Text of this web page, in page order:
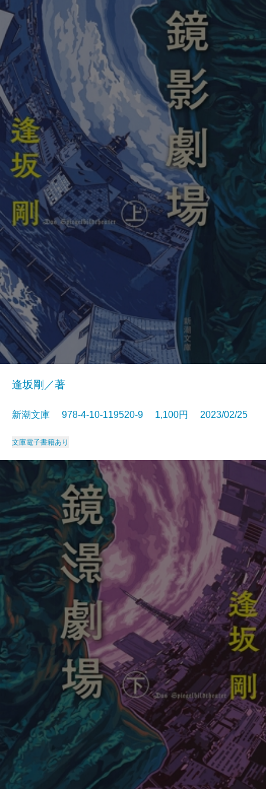
逢坂剛／著
新潮文庫 978-4-10-119520-9 1,100円 2023/02/25
文庫電子書籍あり